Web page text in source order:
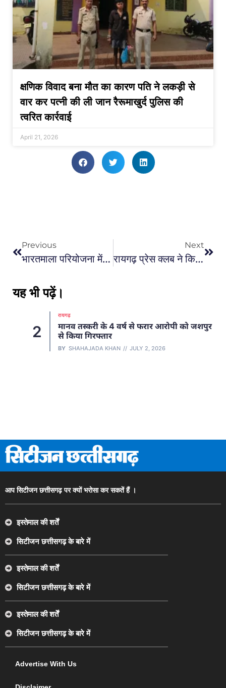
क्षणिक विवाद बना मौत का कारण पति ने लकड़ी से
वार कर पत्नी की ली जान रैरूमाखुर्द पुलिस की
त्वरित कार्रवाई
April 21, 2026
Previous
भारतमाला परियोजना में लगे उपकरणों की चोरी करने वाले दो सगे भाई धरमजयगढ़ पुलिस के हत्थे चढ़े, चोरी की बैटरियां, बेल्ट और नकदी बरामद…
Next
रायगढ़ प्रेस क्लब ने किया अडानी कंपनी का बहिष्कार…
यह भी पढ़ें।
रायगढ़
मानव तस्करी के 4 वर्ष से फरार आरोपी को जशपुर
से किया गिरफ्तार
SHAHAJADA KHAN JULY 2, 2026
आप सिटीजन छत्तीसगढ़ पर क्यों भरोसा कर सकतें हैं ।
इस्तेमाल की शर्तें
सिटीजन छत्तीसगढ़ के बारे में
इस्तेमाल की शर्तें
सिटीजन छत्तीसगढ़ के बारे में
इस्तेमाल की शर्तें
सिटीजन छत्तीसगढ़ के बारे में
Advertise With Us